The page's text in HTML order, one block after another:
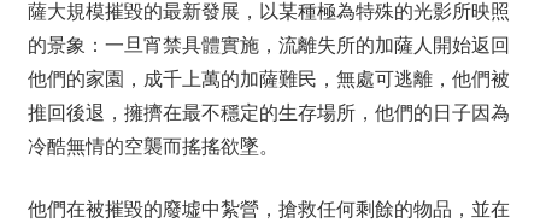
薩大規模摧毀的最新發展，以某種極為特殊的光影所映照
的景象：一旦宵禁具體實施，流離失所的加薩人開始返回
他們的家園，成千上萬的加薩難民，無處可逃離，他們被
推回後退，擁擠在最不穩定的生存場所，他們的日子因為
冷酷無情的空襲而搖搖欲墜。
他們在被摧毀的廢墟中紮營，搶救任何剩餘的物品，並在